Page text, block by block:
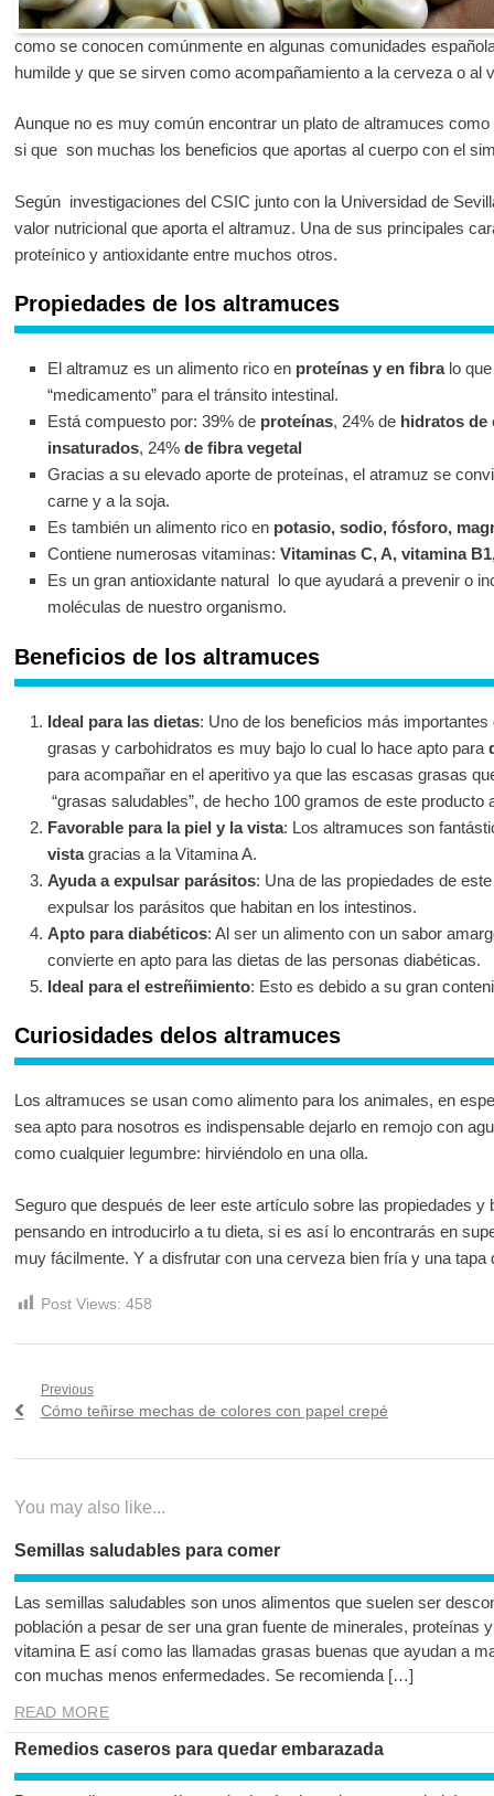
como se conocen comúnmente en algunas comunidades
humilde y que se sirven como acompañamiento a la cerveza o al
Aunque no es muy común encontrar un plato de altramuces
si que son muchas los beneficios que aportas al cuerpo con el
Según investigaciones del CSIC junto con la Universidad de
valor nutricional que aporta el altramuz. Una de sus principales
proteínico y antioxidante entre muchos otros.
Propiedades de los altramuces
El altramuz es un alimento rico en proteínas y en fibralo que
“medicamento” para el tránsito intestinal.
Está compuesto por: 39% de proteínas, 24% de hidratos de
insaturados, 24% de fibra vegetal
Gracias a su elevado aporte de proteínas, el atramuz se
carne y a la soja.
Es también un alimento rico en potasio, sodio, fósforo,
Contiene numerosas vitaminas: Vitaminas C, A, vitamina
Es un gran antioxidante natural lo que ayudará a prevenir o
moléculas de nuestro organismo.
Beneficios de los altramuces
Ideal para las dietas: Uno de los beneficios más
grasas y carbohidratos es muy bajo lo cual lo hace apto para
para acompañar en el aperitivo ya que las escasas grasas
“grasas saludables”, de hecho 100 gramos de este producto
Favorable para la piel y la vista: Los altramuces son
vistagracias a la Vitamina A.
Ayuda a expulsar parásitos: Una de las propiedades de
expulsar los parásitos que habitan en los intestinos.
Apto para diabéticos: Al ser un alimento con un sabor
convierte en apto para las dietas de las personas diabéticas.
Ideal para el estreñimiento: Esto es debido a su gran
Curiosidades delos altramuces
Los altramuces se usan como alimento para los animales, en
sea apto para nosotros es indispensable dejarlo en remojo con
como cualquier legumbre: hirviéndolo en una olla.
Seguro que después de leer este artículo sobre las propiedades y
pensando en introducirlo a tu dieta, si es así lo encontrarás en
muy fácilmente. Y a disfrutar con una cerveza bien fría y una tapa
Post Views: 458
Navegación
Previous
Previous
Cómo teñirse mechas de colores con papel crepé
You may also like...
Semillas saludables para comer
Las semillas saludables son unos alimentos que suelen ser
población a pesar de ser una gran fuente de minerales, proteínas
vitamina E así como las llamadas grasas buenas que ayudan a
con muchas menos enfermedades. Se recomienda […]
READ MORE
Remedios caseros para quedar embarazada